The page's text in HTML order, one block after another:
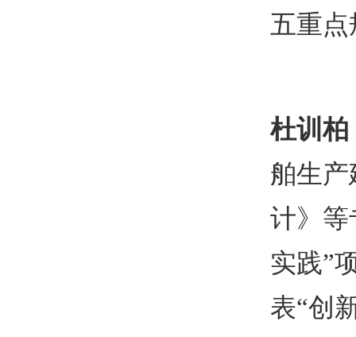
五重
杜训柏
舶生
计》等
实践”
表“创